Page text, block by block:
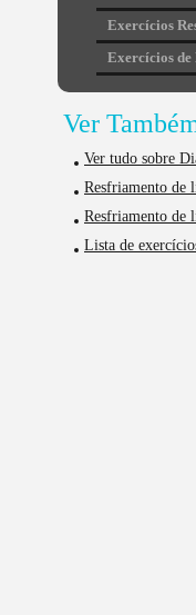
Exercícios
Exercícios
Ver
Ver tudo sobre
Resfriamento de
Resfriamento de
Lista de